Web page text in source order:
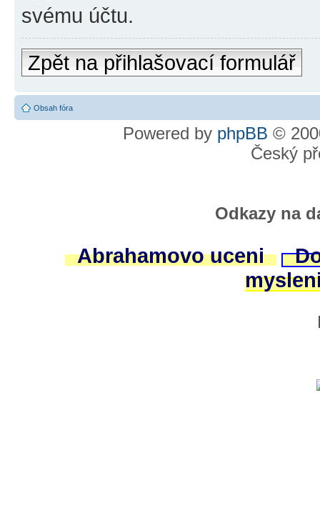
svému účtu.
Zpět na přihlašovací formulář
Obsah fóra
Powered by phpBB ©
Český
Odkazy na
Abrahamovo uceni